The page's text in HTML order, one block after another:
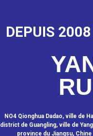
DEPUIS
NO4 Qionghua Dadao, ville de
district de Guangling, ville de
province du Jiangsu, Chine